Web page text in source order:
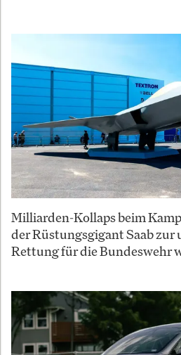
Milliarden-Kollaps beim
der Rüstungsgigant Saab zur
Rettung für die Bundeswehr